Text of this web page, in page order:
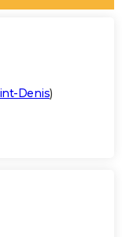
Denis)